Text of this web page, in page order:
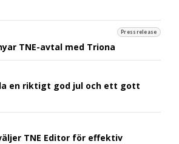
Pressrelease
TNE-avtal med Triona
en riktigt god jul och ett gott
TNE Editor för effektiv